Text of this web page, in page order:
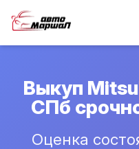
Выкуп
СПб
Оценка